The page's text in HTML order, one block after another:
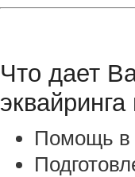
Что дает
Помощь в